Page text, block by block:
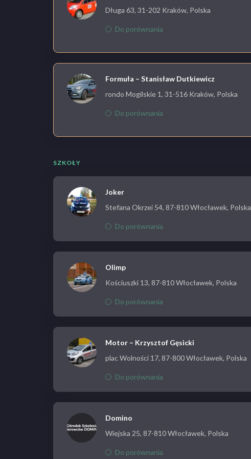
Długa 63, 31-202 Kraków, Polska
Do porównania
Formuła – Stanisław Dutkiewicz
rondo Mogilskie 1, 31-516 Kraków, Polska
Do porównania
SZKOŁY
Joker
Stefana Okrzei 54, 87-810 Włocławek, Polska
Do porównania
Olimp
Kościuszki 13, 87-810 Włocławek, Polska
Do porównania
Motor – Krzysztof Gęsicki
plac Wolności 17, 87-800 Włocławek, Polska
Do porównania
Domino
Wiejska 25, 87-810 Włocławek, Polska
Do porównania